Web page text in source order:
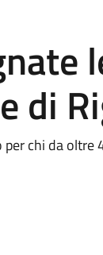
di
chi da